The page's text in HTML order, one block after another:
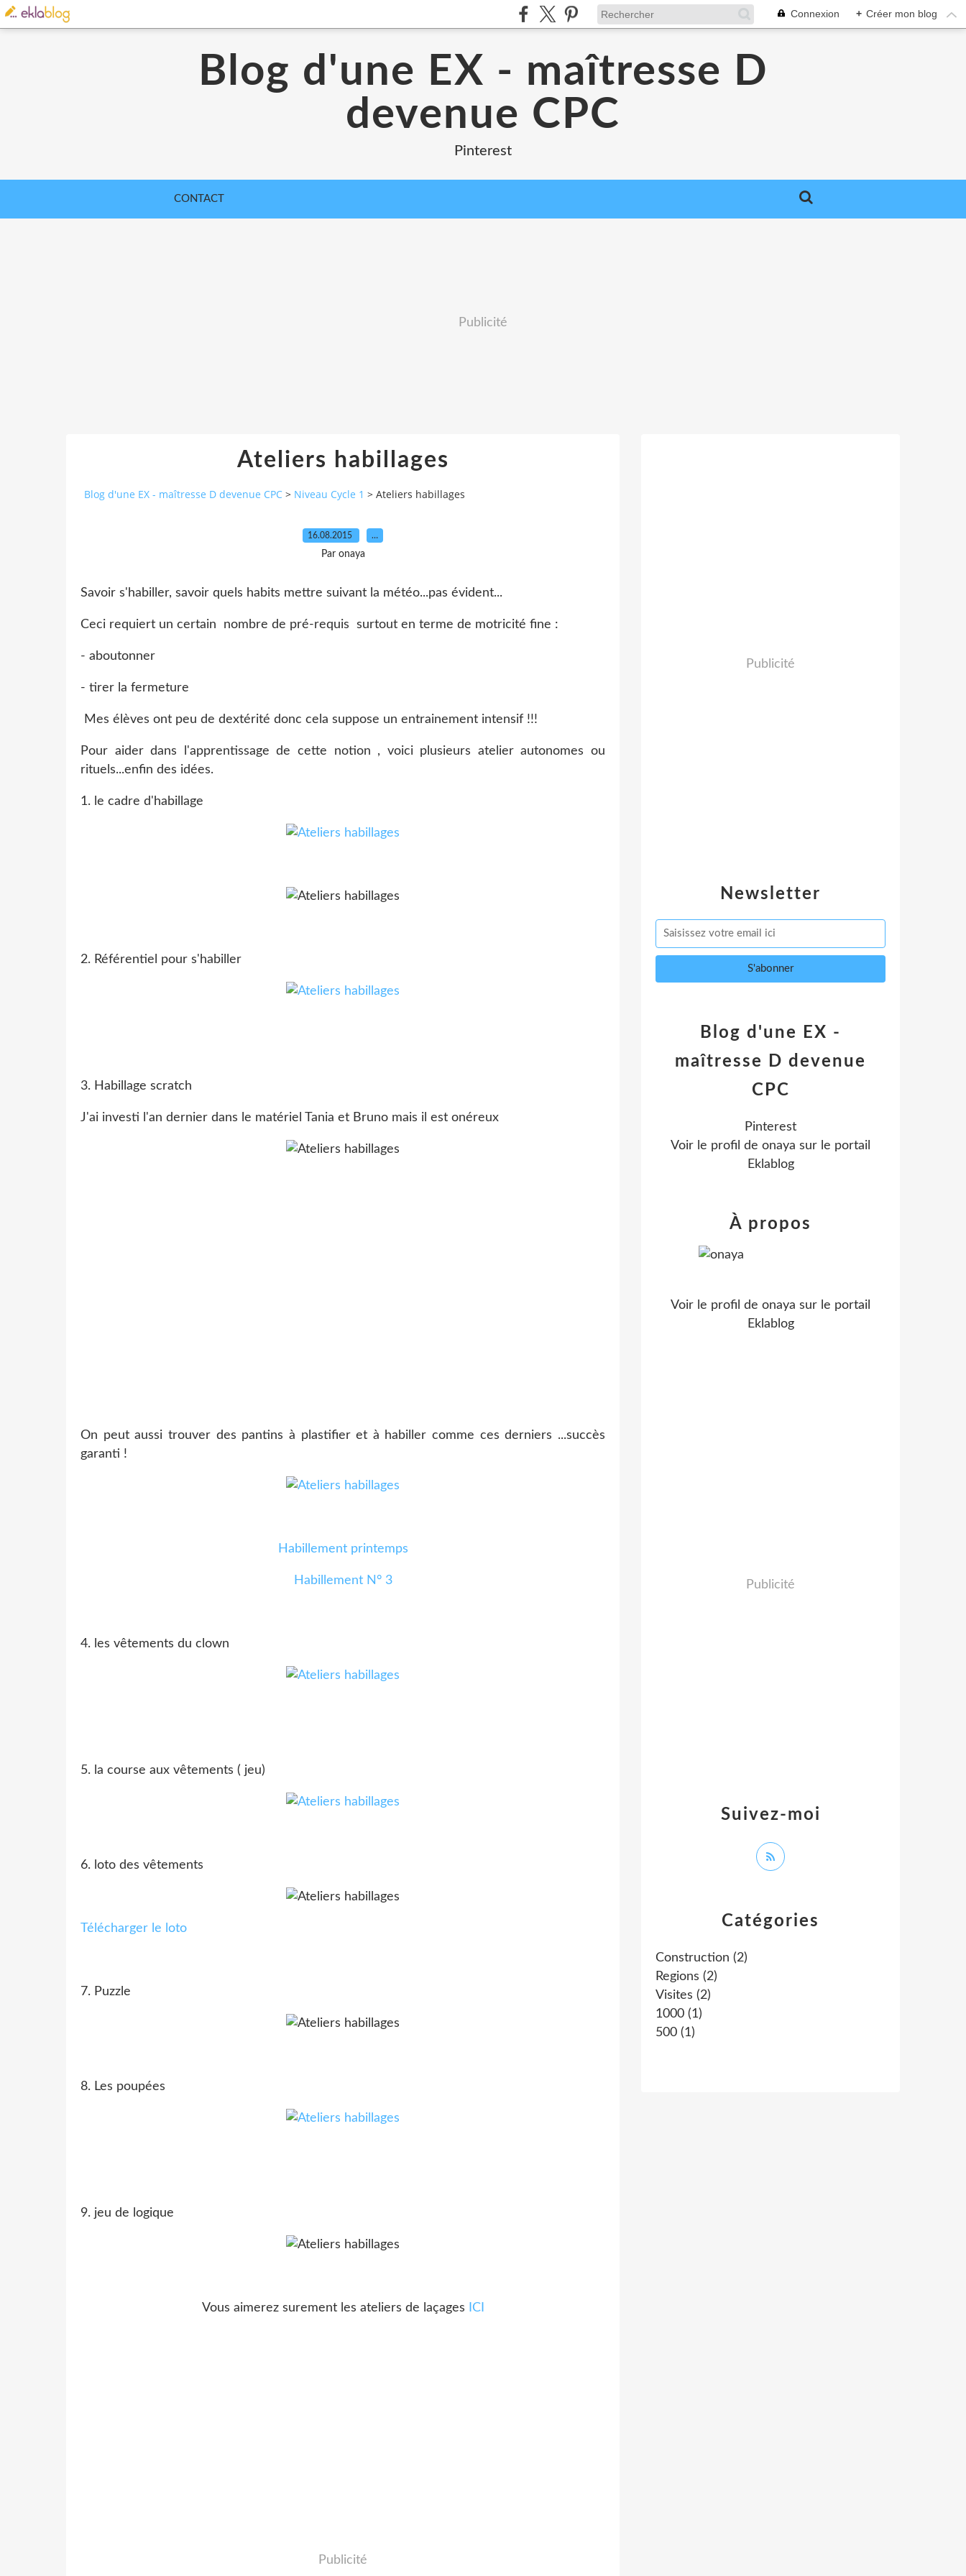
Connexion + Créer mon blog
Blog d'une EX - maîtresse D
devenue CPC
Pinterest
CONTACT
Publicité
Ateliers habillages
Blog d'une EX - maîtresse D devenue CPC > Niveau Cycle 1 > Ateliers habillages
16.08.2015 …
Par onaya
Savoir s'habiller, savoir quels habits mettre suivant la météo...pas évident...
Ceci requiert un certain nombre de pré-requis surtout en terme de motricité fine :
- aboutonner
- tirer la fermeture
Mes élèves ont peu de dextérité donc cela suppose un entrainement intensif !!!
Pour aider dans l'apprentissage de cette notion , voici plusieurs atelier autonomes ou
rituels...enfin des idées.
1. le cadre d'habillage
2. Référentiel pour s'habiller
3. Habillage scratch
J'ai investi l'an dernier dans le matériel Tania et Bruno mais il est onéreux
On peut aussi trouver des pantins à plastifier et à habiller comme ces derniers ...succès
garanti !
Habillement printemps
Habillement N° 3
4. les vêtements du clown
5. la course aux vêtements ( jeu)
6. loto des vêtements
Télécharger le loto
7. Puzzle
8. Les poupées
9. jeu de logique
Vous aimerez surement les ateliers de laçages ICI
Publicité
Newsletter
Publicité
Catégories
Construction (2)
Regions (2)
Visites (2)
1000 (1)
500 (1)
Blog d'une EX -
maîtresse D devenue
CPC
Pinterest
Voir le profil de onaya sur le portail
Eklablog
Suivez-moi
À propos
Voir le profil de onaya sur le portail
Eklablog
Publicité